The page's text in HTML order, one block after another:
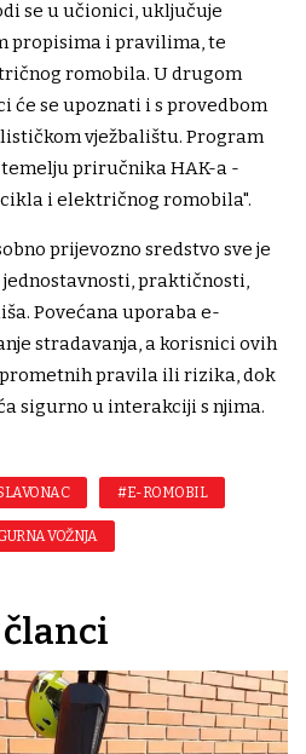
se u učionici, uključuje
propisima i pravilima, te
romobila. U drugom
će se upoznati i s provedbom
vježbalištu. Program
priručnika HAK-a -
i električnog romobila".
prijevozno sredstvo sve je
praktičnosti,
Povećana uporaba e-
stradavanja, a korisnici ovih
pravila ili rizika, dok
sigurno u interakciji s njima.
#E-ROMOBIL
VOŽNJA